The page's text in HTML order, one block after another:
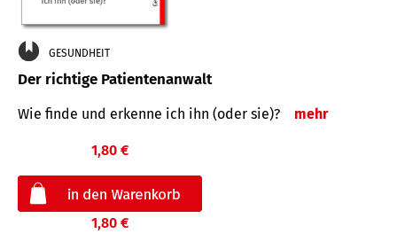
GESUNDHEIT
Der richtige Patientenanwalt
Wie finde und erkenne ich ihn (oder sie)? mehr
1,80 €
1,80 €